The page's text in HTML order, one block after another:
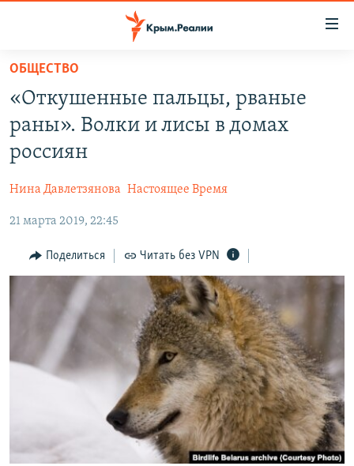
Вернуться
основному
содержанию
Вернутся
главной
Вернутся
поиску
СПЕЦПРОЕКТЫ
11 ЛЕТ ОККУПАЦИИ КРЫМА. 11 ИСТОРИЙ СОПРОТИВЛЕНИЯ
ВОДА
ЕЩЕ
ИНТЕРАКТИВ
ИНФОГРАФИКА
ТЕЛЕПРОЕКТ КРЫМ.РЕАЛИИ
СОВЕТЫ ПРАВОЗАЩИТНИКОВ
ПРОПАВШИЕ БЕЗ ВЕСТИ
ПОБЕДИТЕЛЕЙ НЕ СУДЯТ?
КРЫМ.НЕПОКОРЕННЫЙ
УКРАИНСКАЯ ПРОБЛЕМА КРЫМА
РАДІО СВОБОДА
КАК ОБОЙТИ БЛОКИРОВКУ
Українською
Qırımtatar
ПРИСОЕДИНЯЙТЕСЬ!
ОБЩЕСТВО
«Откушенные пальцы, рваные
раны». Волки и лисы в домах
россиян
Нина Давлетзянова Настоящее Время
21 марта 2019, 22:45
Поделиться Читать без VPN